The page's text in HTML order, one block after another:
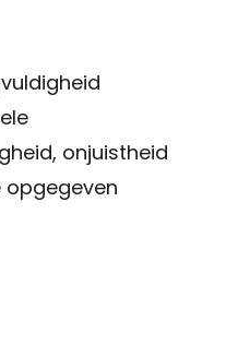
onjuistheid
opgegeven